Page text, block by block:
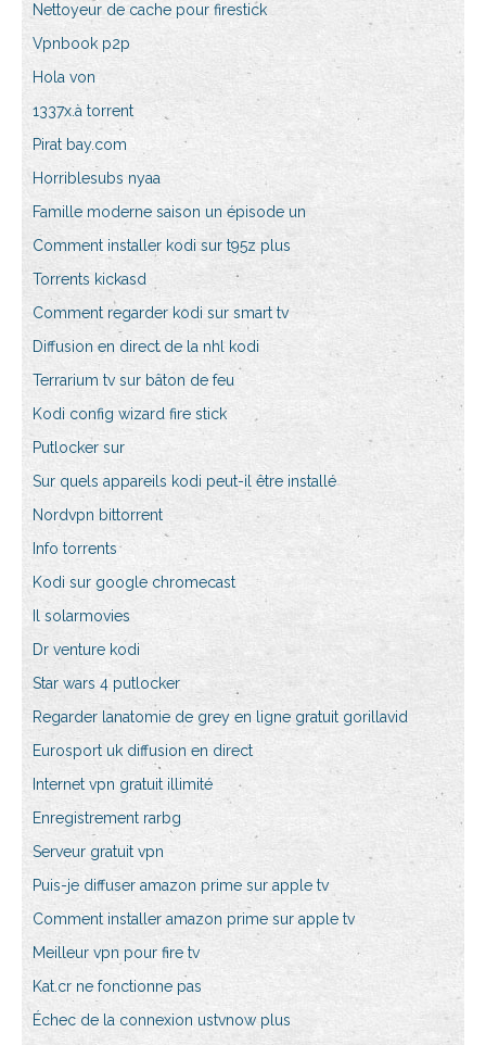
Nettoyeur de cache pour firestick
Vpnbook p2p
Hola von
1337x.à torrent
Pirat bay.com
Horriblesubs nyaa
Famille moderne saison un épisode un
Comment installer kodi sur t95z plus
Torrents kickasd
Comment regarder kodi sur smart tv
Diffusion en direct de la nhl kodi
Terrarium tv sur bâton de feu
Kodi config wizard fire stick
Putlocker sur
Sur quels appareils kodi peut-il être installé
Nordvpn bittorrent
Info torrents
Kodi sur google chromecast
Il solarmovies
Dr venture kodi
Star wars 4 putlocker
Regarder lanatomie de grey en ligne gratuit gorillavid
Eurosport uk diffusion en direct
Internet vpn gratuit illimité
Enregistrement rarbg
Serveur gratuit vpn
Puis-je diffuser amazon prime sur apple tv
Comment installer amazon prime sur apple tv
Meilleur vpn pour fire tv
Kat.cr ne fonctionne pas
Échec de la connexion ustvnow plus